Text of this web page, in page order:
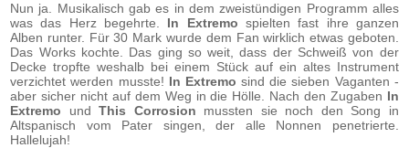
Nun ja. Musikalisch gab es in dem zweistündigen Programm alles
was das Herz begehrte. In Extremo spielten fast ihre ganzen
Alben runter. Für 30 Mark wurde dem Fan wirklich etwas geboten.
Das Works kochte. Das ging so weit, dass der Schweiß von der
Decke tropfte weshalb bei einem Stück auf ein altes Instrument
verzichtet werden musste! In Extremo sind die sieben Vaganten -
aber sicher nicht auf dem Weg in die Hölle. Nach den Zugaben In
Extremo undThis Corrosion mussten sie noch den Song in
Altspanisch vom Pater singen, der alle Nonnen penetrierte.
Hallelujah!